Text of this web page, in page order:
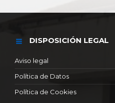
DISPOSICIÓN LEGAL
Aviso legal
Política de Datos
Política de Cookies